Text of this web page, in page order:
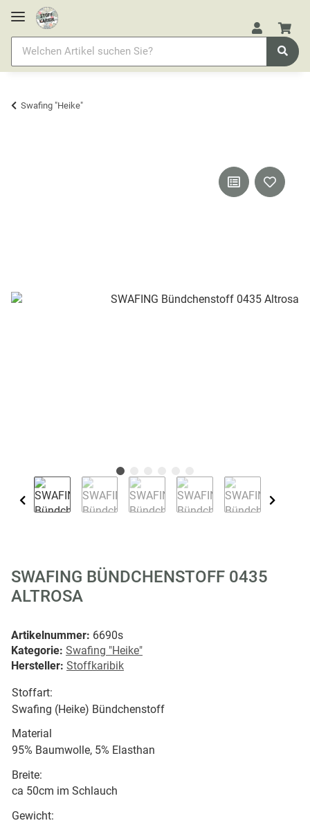
Swafing "Heike"
SWAFING BÜNDCHENSTOFF 0435
ALTROSA
Artikelnummer: 6690s
Kategorie: Swafing "Heike"
Hersteller: Stoffkaribik
Stoffart:
Swafing (Heike) Bündchenstoff
Material
95% Baumwolle, 5% Elasthan
Breite:
ca 50cm im Schlauch
Gewicht: